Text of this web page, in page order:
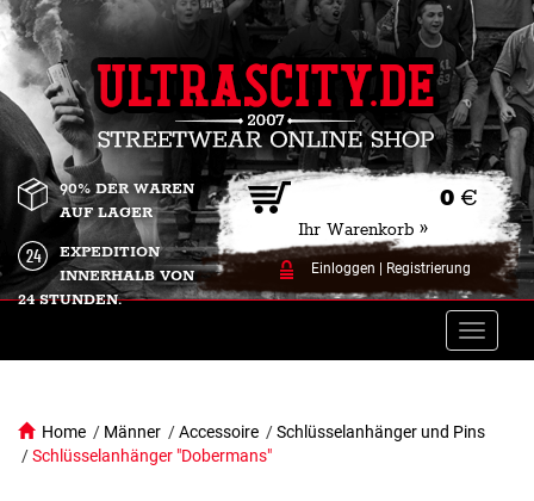
0 €
Ihr Warenkorb »
Einloggen Registrierung
90% DER WAREN
AUF LAGER
EXPEDITION
INNERHALB VON
24 STUNDEN.
Toggle
Home / Männer /Accessoire /Schlüsselanhänger und Pins
/Schlüsselanhänger "Dobermans"